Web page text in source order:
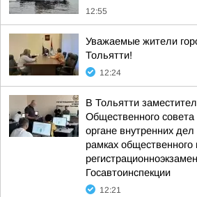
12:55
Уважаемые жители
Тольятти!
12:24
В Тольятти
Общественного
органе внутренних
рамках общественного
Госавтоинспекции
12:21